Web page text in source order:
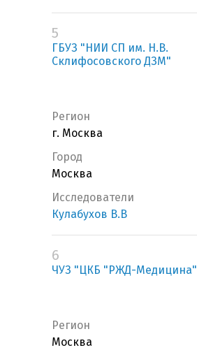
5
ГБУЗ "НИИ СП им. Н.В.
Склифосовского ДЗМ"
Регион
г. Москва
Город
Москва
Исследователи
Кулабухов В.В
6
ЧУЗ "ЦКБ "РЖД-Медицина"
Регион
Москва